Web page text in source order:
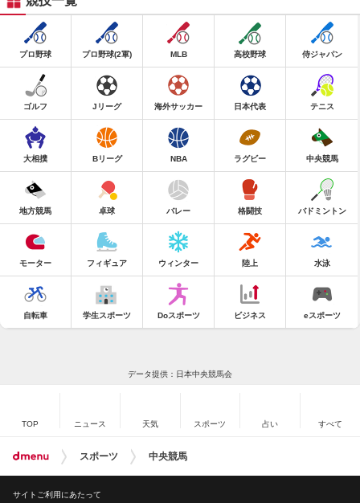
プロ野球 プロ野球(2軍) MLB 高校野球 侍ジャパン
ゴルフ Jリーグ 海外サッカー 日本代表 テニス
大相撲 Bリーグ NBA ラグビー 中央競馬
地方競馬 卓球 バレー 格闘技 バドミントン
モーター フィギュア ウィンター 陸上 水泳
自転車 学生スポーツ Doスポーツ ビジネス eスポーツ
データ提供：日本中央競馬会
TOP ニュース 天気 スポーツ 占い すべて
スポーツ 中央競馬
サイトご利用にあたって